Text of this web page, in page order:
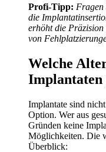
Profi-Tipp: Fragen
die
erhöht die
von
Welche
Implantaten
Implantate sind
Option. Wer aus
Gründen keine
Möglichkeiten. Die
Überblick: